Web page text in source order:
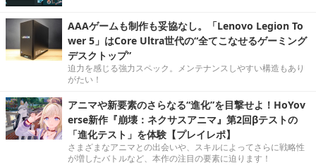
AAAゲームも制作も妥協なし。「Lenovo Legion To
wer 5」はCore Ultra世代の“全てこなせるゲーミング
デスクトップ”
迫力を感じる強力スペック。メンテナンスしやすい構造もあり
がたい！
アニマや新要素のさらなる“進化”を目撃せよ！HoYov
erse新作『崩壊：ネクサスアニマ』第2回βテストの
「進化テスト」を体験【プレイレポ】
さまざまなアニマとの出会いや、スキルによってさらに戦略性
が増したバトルなど、本作の注目の要素に迫ります！